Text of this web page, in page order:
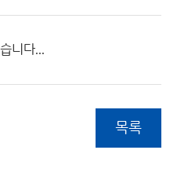
니다...
목록